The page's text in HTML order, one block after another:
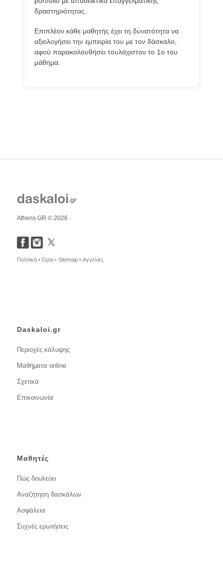
δραστηριότητας.
Επιπλέον κάθε μαθητής έχει τη δυνατότητα να
αξιολογήσει την εμπειρία του με τον δάσκαλο,
αφού παρακολουθήσει τουλάχιστον το 1ο του
μάθημα.
Athens GR © 2026
Πολιτική •Όροι • Sitemap • Αγγελίες
Daskaloi.gr
Περιοχές κάλυψης
Μαθήματα online
Σχετικά
Επικοινωνία
Μαθητές
Πώς δουλεύει
Αναζήτηση δασκάλων
Ασφάλεια
Συχνές ερωτήσεις